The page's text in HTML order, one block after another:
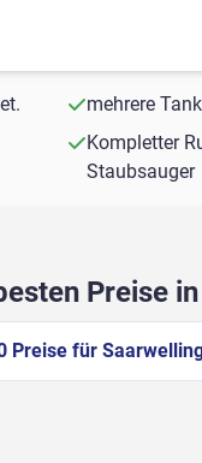
mehrere
Kompletter
Staubsauger
Preise
Preise für